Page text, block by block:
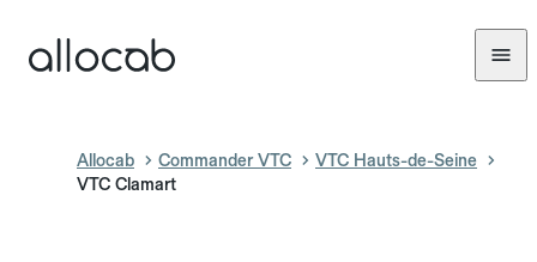
Allocab Commander VTC
VTC Hauts-de-Seine
VTC Clamart